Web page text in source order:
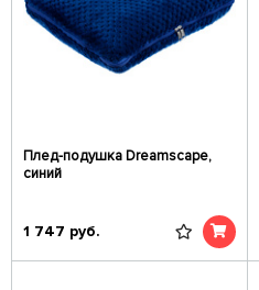
Плед-подушка Dreamscape,
синий
1 747 руб.